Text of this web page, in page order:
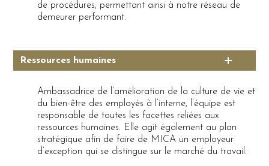
de procédures, permettant ainsi à notre réseau de
demeurer performant.
Ressources humaines
Ambassadrice de l’amélioration de la culture de vie et
du bien-être des employés à l’interne, l’équipe est
responsable de toutes les facettes reliées aux
ressources humaines. Elle agit également au plan
stratégique afin de faire de MICA un employeur
d’exception qui se distingue sur le marché du travail.